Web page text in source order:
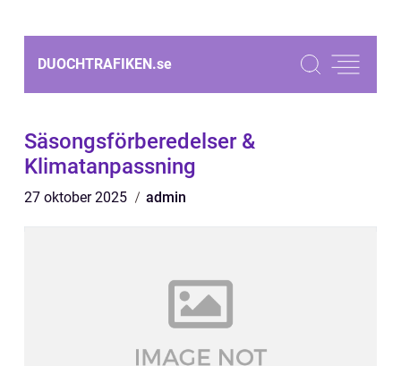
DUOCHTRAFIKEN.se
Säsongsförberedelser &
Klimatanpassning
27 oktober 2025 admin